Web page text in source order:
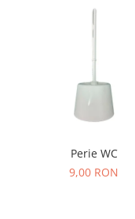
Perie WC
9,00 RON